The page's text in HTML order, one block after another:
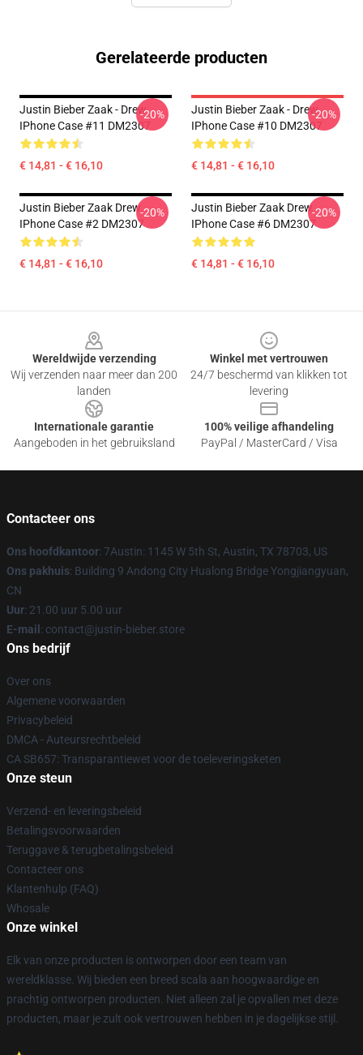
Gerelateerde producten
Justin Bieber Zaak - Drew
IPhone Case #11 DM2307
€ 14,81 - € 16,10
-20%
Justin Bieber Zaak - Drew
IPhone Case #10 DM2307
€ 14,81 - € 16,10
-20%
Justin Bieber Zaak Drew
IPhone Case #2 DM2307
€ 14,81 - € 16,10
-20%
Justin Bieber Zaak Drew
IPhone Case #6 DM2307
€ 14,81 - € 16,10
-20%
Wereldwijde verzending
Wij verzenden naar meer dan 200
landen
Winkel met vertrouwen
24/7 beschermd van klikken tot
levering
Internationale garantie
Aangeboden in het gebruiksland
100% veilige afhandeling
PayPal / MasterCard / Visa
Contacteer ons
Ons hoofdkantoor: 7Austin: 1145 W 5th St, Austin, TX 78703, US
Ons pakhuis: Building 9 Andong City Hualong Bridge Yongjiangyuan,
CN
Uur: 21.00 uur 5.00 uur
E-mail : contact@justin-bieber.store
Ons bedrijf
Over ons
Algemene voorwaarden
Privacybeleid
DMCA - Auteursrechtbeleid
CA SB657: Transparantiewet voor de toeleveringsketen
Onze steun
Verzend- en leveringsbeleid
Betalingsvoorwaarden
Teruggave & terugbetalingsbeleid
Contacteer ons
Klantenhulp (FAQ)
Whosale
Onze winkel
Elk van onze producten is ontworpen door een team van
wereldklasse. Wij bieden een breed scala aan hoogwaardige en
prachtig ontworpen producten. Niet alleen zal je opvallen met deze
producten, maar je zult ook vertrouwen hebben in je dagelijkse stijl.